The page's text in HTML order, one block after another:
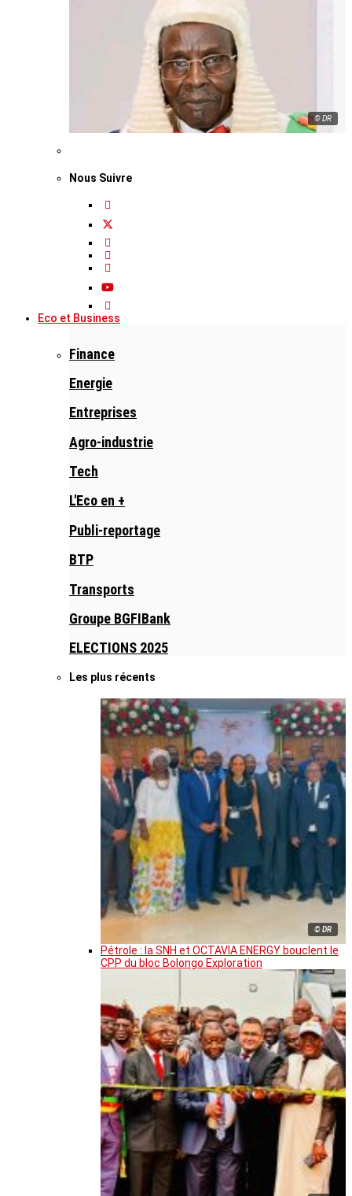
© DR
Nous Suivre
Eco et Business
Finance
Energie
Entreprises
Agro-industrie
Tech
L'Eco en +
Publi-reportage
BTP
Transports
Groupe BGFIBank
ELECTIONS 2025
Les plus récents
© DR
Pétrole : la SNH et OCTAVIA ENERGY bouclent le
CPP du bloc Bolongo Exploration